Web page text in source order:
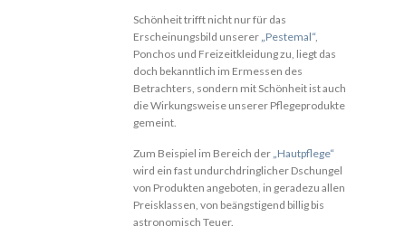
Schönheit trifft nicht nur für das
Erscheinungsbild unserer „Pestemal“,
Ponchos und Freizeitkleidung zu, liegt das
doch bekanntlich im Ermessen des
Betrachters, sondern mit Schönheit ist auch
die Wirkungsweise unserer Pflegeprodukte
gemeint.
Zum Beispiel im Bereich der „Hautpflege“
wird ein fast undurchdringlicher Dschungel
von Produkten angeboten, in geradezu allen
Preisklassen, von beängstigend billig bis
astronomisch Teuer.